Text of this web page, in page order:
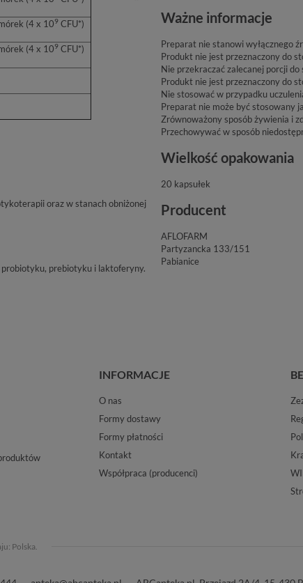
(4 x 109 CFU*)
(4 x 109 CFU*)
oraz w stanach obniżonej
prebiotyku i laktoferyny.
Ważne informacje
Preparat nie stanowi wyłącznego
Produkt nie jest przeznaczony do
Nie przekraczać zalecanej porcji do
Produkt nie jest przeznaczony do
Nie stosować w przypadku
Preparat nie może być stosowany
Zrównoważony sposób żywienia i
Przechowywać w sposób
Wielkość opakowania
20 kapsułek
Producent
AFLOFARM
Partyzancka 133/151
Pabianice
INFORMACJE
O nas
Formy dostawy
Formy płatności
Kontakt
Współpraca (producenci)
Polska.